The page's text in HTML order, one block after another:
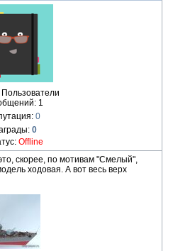
Пользователи
1
0
0
Offline
скорее, по мотивам "Смелый",
ходовая. А вот весь верх